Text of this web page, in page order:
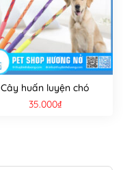
Cây huấn luyện chó
35.000₫